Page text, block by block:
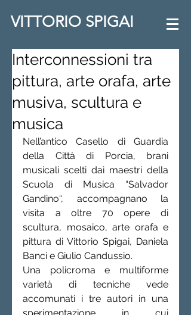
VITTORIO SPIGAI
Interconnessioni tra
pittura, arte orafa, arte
musiva, scultura e
musica
Nell’antico Casello di Guardia
della Città di Porcia, brani
musicali scelti dai maestri della
Scuola di Musica “Salvador
Gandino“, accompagnano la
visita a oltre 70 opere di
scultura, mosaico, arte orafa e
pittura di Vittorio Spigai, Daniela
Banci e Giulio Candussio.
Una policroma e multiforme
varietà di tecniche vede
accomunati i tre autori in una